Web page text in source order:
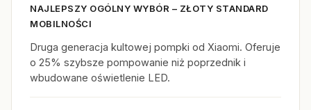
NAJLEPSZY OGÓLNY WYBÓR – ZŁOTY STANDARD
MOBILNOŚCI
Druga generacja kultowej pompki od Xiaomi. Oferuje
o 25% szybsze pompowanie niż poprzednik i
wbudowane oświetlenie LED.